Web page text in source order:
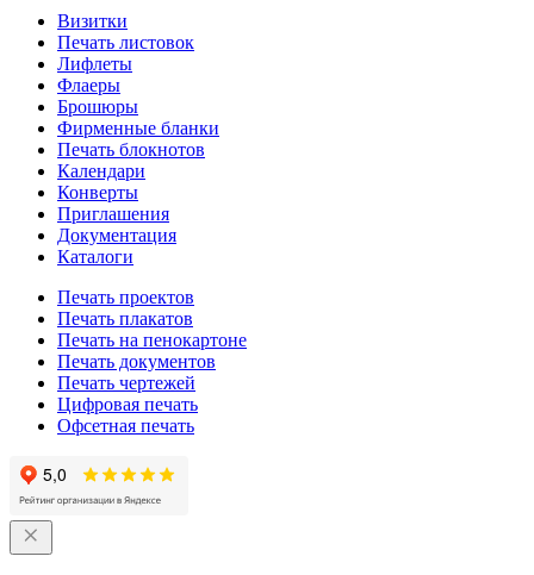
Визитки
Печать листовок
Лифлеты
Флаеры
Брошюры
Фирменные бланки
Печать блокнотов
Календари
Конверты
Приглашения
Документация
Каталоги
Печать проектов
Печать плакатов
Печать на пенокартоне
Печать документов
Печать чертежей
Цифровая печать
Офсетная печать